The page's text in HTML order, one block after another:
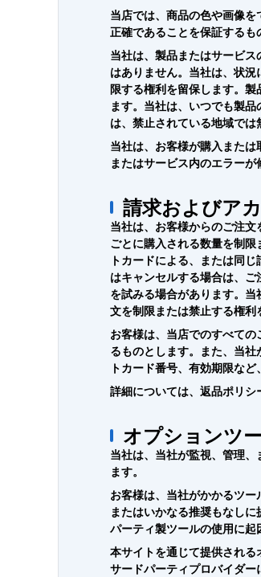
当店では、商品の色や画像
正確であることを保証するも
当社は、製品またはサービ
はありません。当社は、状
限する権利を留保します。
ます。当社は、いつでも製
は、禁止されている地域では
当社は、お客様が購入または
またはサービス内のエラーが
請求およびア
当社は、お客様からのご注
ごとに購入される数量を制
トカードによる、または同
はキャンセルする場合は、
を試みる場合があります。
文を制限または禁止する権利
お客様は、当店でのすべて
るものとします。また、当
トカード番号、有効期限な
詳細については、返品ポリシ
オプションツ
当社は、当社が監視、管理
ます。
お客様は、当社がかかるツー
またはいかなる推奨もなし
パーティ製ツールの使用に起
本サイトを通じて提供され
サードパーティプロバイダー